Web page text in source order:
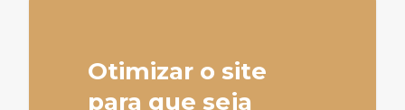
Otimizar o site
para que seja